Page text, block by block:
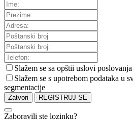
Slažem se sa opštii uslovi poslovanja
Slažem se s upotrebom podataka u
segmentacije
Zatvori REGISTRUJ SE
Zaboravili ste lozinku?